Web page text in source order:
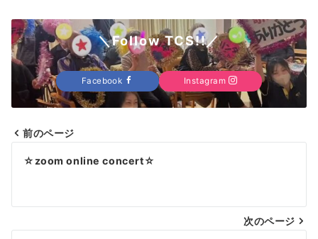
＼Follow TCS!!／
Facebook Instagram
ビ
前のページ
☆zoom online concert☆
次のページ